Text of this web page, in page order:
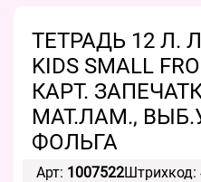
ТЕТРАДЬ 12 Л.
KIDS SMALL
КАРТ.
МАТ.ЛАМ.,
ФОЛЬГА
Арт: 1007522Штрихкод: